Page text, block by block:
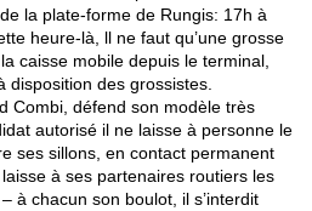
la plate-forme de Rungis: 17h à
heure-là, ll ne faut qu’une grosse
caisse mobile depuis le terminal,
des grossistes.
Combi, défend son modèle très
autorisé il ne laisse à personne le
ses sillons, en contact permanent
à ses partenaires routiers les
à chacun son boulot, il s’interdit